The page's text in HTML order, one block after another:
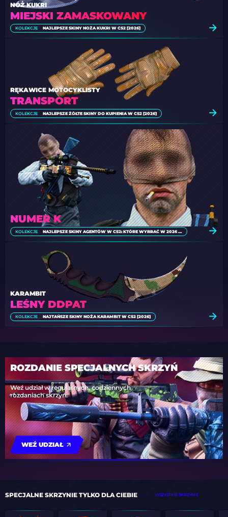
MIEJSKI ZAMASKOWANY
NÓŻ KUKRI
KOLEKCJE NAJLEPSZE SKINY NOŻA KUKRI W CS2 [2026]
TRANSPORT
RĘKAWICE MOTOCYKLISTY
KOLEKCJE NAJLEPSZE ŻÓŁTE SKINY DO KUPIENIA W CS2 [2026]
NUMER K
KOLEKCJE NAJLEPSZE SKINY AGENTÓW W CS2: KTÓRE WYBRAĆ W 2026 ROKU?
LEŚNY DDPAT
KARAMBIT
KOLEKCJE NAJTAŃSZE SKINY NOŻA KARAMBIT W CS2 [2026]
ROZDANIE SPECJALNYCH SKRZYŃ
Weź udział w regularnych, codziennych
rozdaniach skrzyń.
WEŹ UDZIAŁ
SPECJALNE SKRZYNIE TYLKO DLA CIEBIE WSZYSTKIE SKRZYNIE